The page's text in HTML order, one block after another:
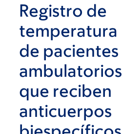
Registro de
temperatura
de pacientes
ambulatorios
que reciben
anticuerpos